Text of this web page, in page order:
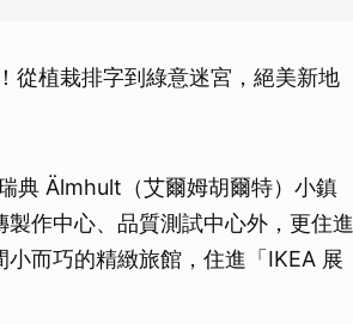
從植栽排字到綠意迷宮，絕美新地
典 Älmhult（艾爾姆胡爾特）小鎮
作中心、品質測試中心外，更住進
而巧的精緻旅館，住進「IKEA 展